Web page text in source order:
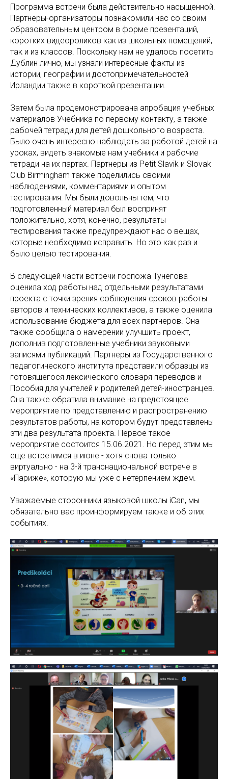
Программа встречи была действительно насыщенной.
Партнеры-организаторы познакомили нас со своим
образовательным центром в форме презентаций,
коротких видеороликов как из школьных помещений,
так и из классов. Поскольку нам не удалось посетить
Дублин лично, мы узнали интересные факты из
истории, географии и достопримечательностей
Ирландии также в короткой презентации.
Затем была продемонстрирована апробация учебных
материалов Учебника по первому контакту, а также
рабочей тетради для детей дошкольного возраста.
Было очень интересно наблюдать за работой детей на
уроках, видеть знакомые нам учебники и рабочие
тетради на их партах. Партнеры из Petit Slavik и Slovak
Club Birmingham также поделились своими
наблюдениями, комментариями и опытом
тестирования. Мы были довольны тем, что
подготовленный материал был воспринят
положительно, хотя, конечно, результаты
тестирования также предупреждают нас о вещах,
которые необходимо исправить. Но это как раз и
было целью тестирования.
В следующей части встречи госпожа Тунегова
оценила ход работы над отдельными результатами
проекта с точки зрения соблюдения сроков работы
авторов и технических коллективов, а также оценила
использование бюджета для всех партнеров. Она
также сообщила о намерении улучшить проект,
дополнив подготовленные учебники звуковыми
записями публикаций. Партнеры из Государственного
педагогического института представили образцы из
готовящегося лексического словаря переводов и
Пособия для учителей и родителей детей-иностранцев.
Она также обратила внимание на предстоящее
мероприятие по представлению и распространению
результатов работы, на котором будут представлены
эти два результата проекта. Первое такое
мероприятие состоится 15.06.2021. Но перед этим мы
еще встретимся в июне - хотя снова только
виртуально - на 3-й транснациональной встрече в
«Париже», которую мы уже с нетерпением ждем.
Уважаемые сторонники языковой школы iCan, мы
обязательно вас проинформируем также и об этих
событиях.